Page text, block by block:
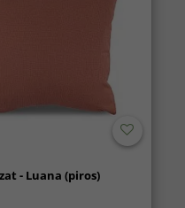
- Luana (piros)